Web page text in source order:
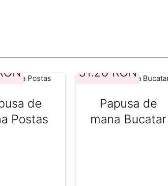
de
Postas
31.26 RON
Papusa de
mana Bucatar